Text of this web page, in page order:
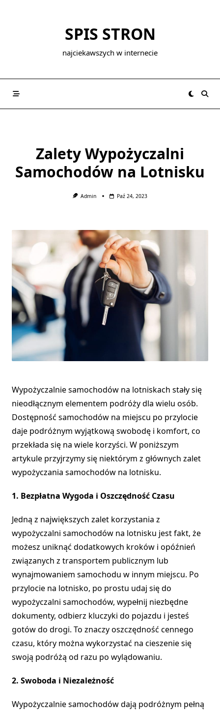
SPIS STRON
najciekawszych w internecie
Zalety Wypożyczalni
Samochodów na Lotnisku
Admin Paź 24, 2023
Wypożyczalnie samochodów na lotniskach stały się
nieodłącznym elementem podróży dla wielu osób.
Dostępność samochodów na miejscu po przylocie
daje podróżnym wyjątkową swobodę i komfort, co
przekłada się na wiele korzyści. W poniższym
artykule przyjrzymy się niektórym z głównych zalet
wypożyczania samochodów na lotnisku.
1. Bezpłatna Wygoda i Oszczędność Czasu
Jedną z największych zalet korzystania z
wypożyczalni samochodów na lotnisku jest fakt, że
możesz uniknąć dodatkowych kroków i opóźnień
związanych z transportem publicznym lub
wynajmowaniem samochodu w innym miejscu. Po
przylocie na lotnisko, po prostu udaj się do
wypożyczalni samochodów, wypełnij niezbędne
dokumenty, odbierz kluczyki do pojazdu i jesteś
gotów do drogi. To znaczy oszczędność cennego
czasu, który można wykorzystać na cieszenie się
swoją podróżą od razu po wylądowaniu.
2. Swoboda i Niezależność
Wypożyczalnie samochodów dają podróżnym pełną